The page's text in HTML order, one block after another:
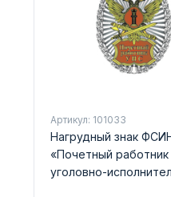
Артикул: 101033
Нагрудный знак
«Почетный работник
уголовно-